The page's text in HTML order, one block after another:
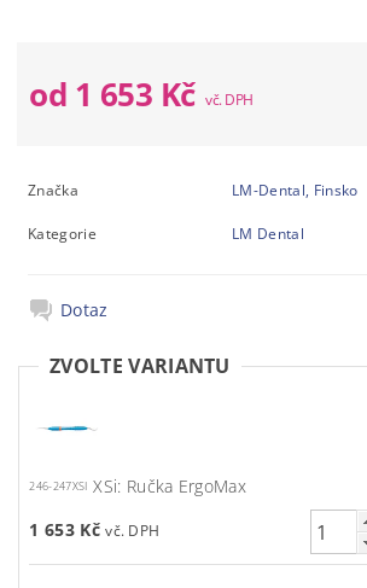
od 1 653 Kč
Značka LM-Dental, Finsko
Kategorie LM Dental
Dotaz
ZVOLTE VARIANTU
246-247XSI XSi: Ručka ErgoMax
1 653 Kč